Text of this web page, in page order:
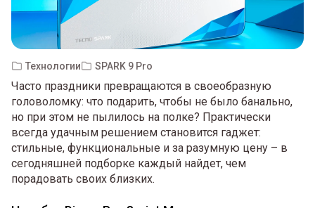
Технологии SPARK 9 Pro
Часто праздники превращаются в своеобразную
головоломку: что подарить, чтобы не было банально,
но при этом не пылилось на полке? Практически
всегда удачным решением становится гаджет:
стильные, функциональные и за разумную цену – в
сегодняшней подборке каждый найдет, чем
порадовать своих близких.